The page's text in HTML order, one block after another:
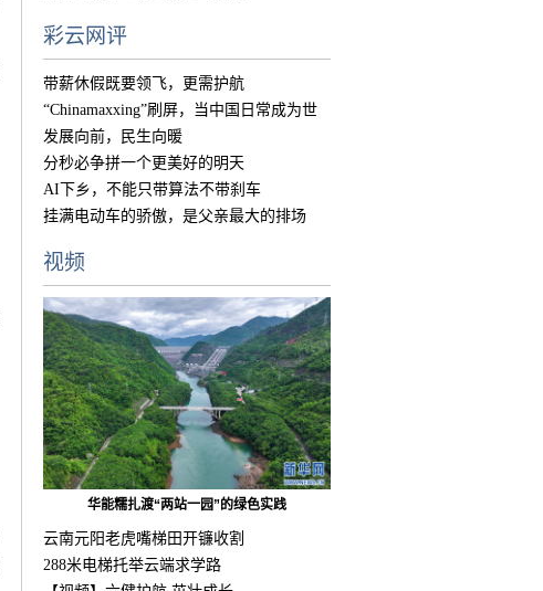
彩云网评
带薪休假既要领飞，更需护航
“Chinamaxxing”刷屏，当中国日常成为世
界
发展向前，民生向暖
分秒必争拼一个更美好的明天
AI下乡，不能只带算法不带刹车
挂满电动车的骄傲，是父亲最大的排场
视频
华能糯扎渡“两站一园”的绿色实践
云南元阳老虎嘴梯田开镰收割
288米电梯托举云端求学路